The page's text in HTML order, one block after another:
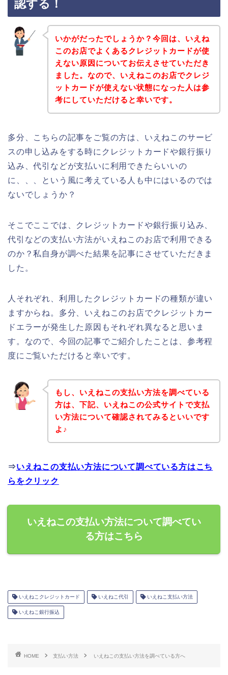
認する！
いかがだったでしょうか？今回は、いえね
このお店でよくあるクレジットカードが使
えない原因についてお伝えさせていただき
ました。なので、いえねこのお店でクレジ
ットカードが使えない状態になった人は参
考にしていただけると幸いです。
多分、こちらの記事をご覧の方は、いえねこのサービ
スの申し込みをする時にクレジットカードや銀行振り
込み、代引などが支払いに利用できたらいいの
に、、、という風に考えている人も中にはいるのでは
ないでしょうか？
そこでここでは、クレジットカードや銀行振り込み、
代引などの支払い方法がいえねこのお店で利用できる
のか？私自身が調べた結果を記事にさせていただきま
した。
人それぞれ、利用したクレジットカードの種類が違い
ますからね。多分、いえねこのお店でクレジットカー
ドエラーが発生した原因もそれぞれ異なると思いま
す。なので、今回の記事でご紹介したことは、参考程
度にご覧いただけると幸いです。
もし、いえねこの支払い方法を調べている
方は、下記、いえねこの公式サイトで支払
い方法について確認されてみるといいです
よ♪
⇒いえねこの支払い方法について調べている方はこち
らをクリック
いえねこの支払い方法について調べてい
る方はこちら
いえねこクレジットカード いえねこ代引 いえねこ支払い方法
いえねこ銀行振込
HOME 支払い方法 いえねこの支払い方法を調べている方へ